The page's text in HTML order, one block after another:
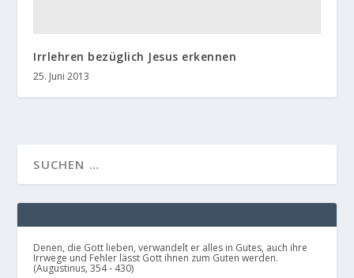
Irrlehren bezüglich Jesus erkennen
25. Juni 2013
Denen, die Gott lieben, verwandelt er alles in Gutes, auch ihre
Irrwege und Fehler lässt Gott ihnen zum Guten werden.
(Augustinus, 354 - 430)